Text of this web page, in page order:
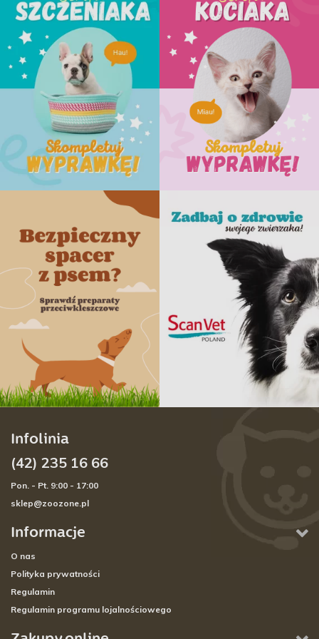
Informacje
O nas
Polityka prywatności
Regulamin
Regulamin programu lojalnościowego
Infolinia
(42) 235 16 66
Pon. - Pt. 9:00 - 17:00
sklep@zoozone.pl